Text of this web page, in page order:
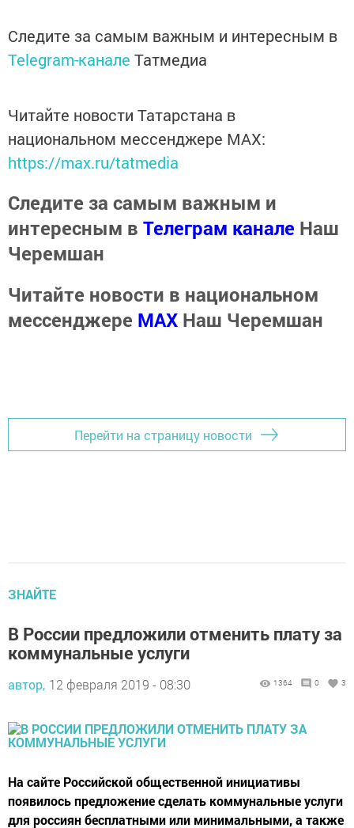
Следите за самым важным и интересным в
Telegram-канале Татмедиа
Читайте новости Татарстана в
национальном мессенджере MАХ:
https://max.ru/tatmedia
Следите за самым важным и
интересным в Телеграм канале Наш
Черемшан
Читайте новости в национальном
мессенджере MАХ Наш Черемшан
Перейти на страницу новости
ЗНАЙТЕ
В России предложили отменить плату за
коммунальные услуги
автор, 12 февраля 2019 - 08:30 1364 0 3
На сайте Российской общественной инициативы
появилось предложение сделать коммунальные услуги
для россиян бесплатными или минимальными, а также